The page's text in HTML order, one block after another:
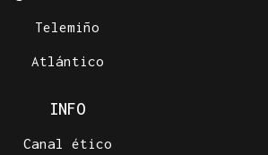
Telemiño
Atlántico
INFO
Canal ético